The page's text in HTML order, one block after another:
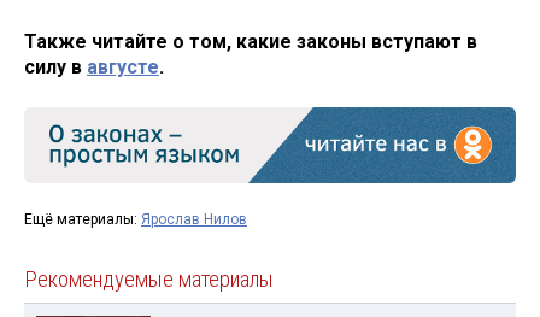
Также читайте о том, какие законы вступают в
силу в августе.
Ещё материалы: Ярослав Нилов
Рекомендуемые материалы